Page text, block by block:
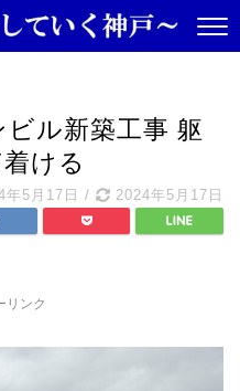
ル新築工事 躯
ける
年5月17日 / 2024年5月17日
リンク